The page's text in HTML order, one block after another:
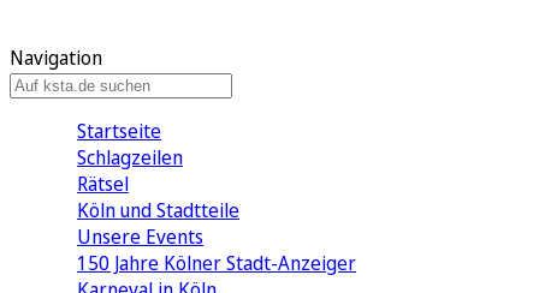
Navigation
Startseite
Schlagzeilen
Rätsel
Köln und Stadtteile
Unsere Events
150 Jahre Kölner Stadt-Anzeiger